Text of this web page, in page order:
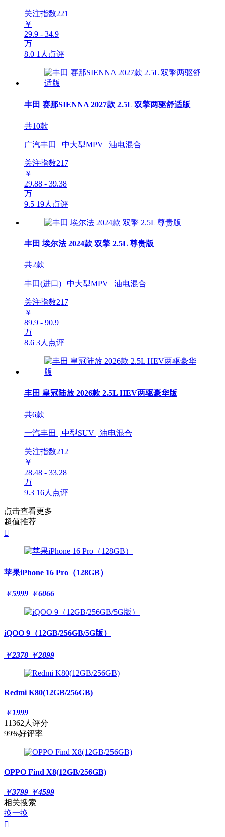
关注指数221
￥
29.9 - 34.9
万
8.0 1人点评
丰田 赛那SIENNA 2027款 2.5L 双擎两驱舒适版
共10款
广汽丰田 | 中大型MPV | 油电混合
关注指数217
￥
29.88 - 39.38
万
9.5 19人点评
丰田 埃尔法 2024款 双擎 2.5L 尊贵版
共2款
丰田(进口) | 中大型MPV | 油电混合
关注指数217
￥
89.9 - 90.9
万
8.6 3人点评
丰田 皇冠陆放 2026款 2.5L HEV两驱豪华版
共6款
一汽丰田 | 中型SUV | 油电混合
关注指数212
￥
28.48 - 33.28
万
9.3 16人点评
点击查看更多
超值推荐

苹果iPhone 16 Pro（128GB）
￥5999 ￥6066
iQOO 9（12GB/256GB/5G版）
￥2378 ￥2899
Redmi K80(12GB/256GB)
￥1999
11362人评分
99%好评率
OPPO Find X8(12GB/256GB)
￥3799 ￥4599
相关搜索
换一换
